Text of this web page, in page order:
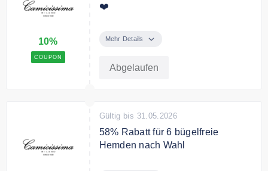
10%
COUPON
❤️
Code 10% auf ihre erste
Mehr Details
Abgelaufen
Gültig bis 31.05.2026
58% Rabatt für 6 bügelfreie
Hemden nach Wahl